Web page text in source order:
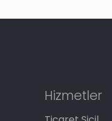
Hizmetler